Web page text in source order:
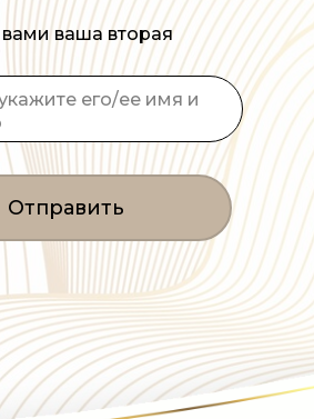
вами ваша вторая
Отправить